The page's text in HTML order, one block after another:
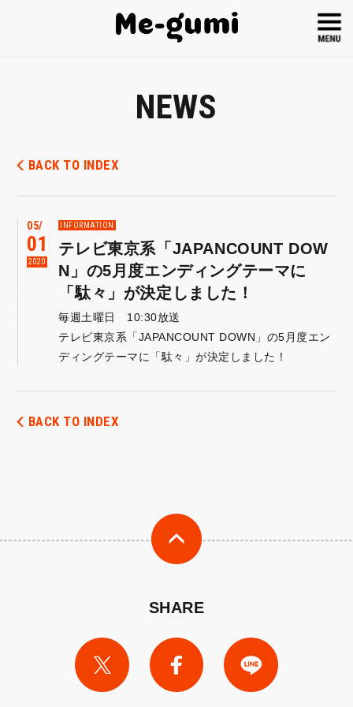
NEWS
BACK TO INDEX
05
01
2020
INFORMATION
テレビ東京系「JAPANCOUNT DOW
N」の5月度エンディングテーマに
「駄々」が決定しました！
毎週土曜日 10:30放送
テレビ東京系「JAPANCOUNT DOWN」の5月度エン
ディングテーマに「駄々」が決定しました！
BACK TO INDEX
SHARE